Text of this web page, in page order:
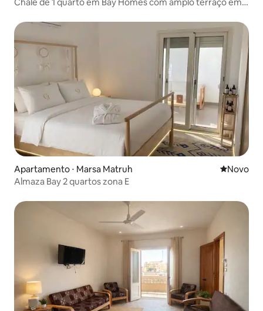
Apartamento ⋅ Marsa Matruh Novo
Novo
Almaza Bay 2 quartos zona E